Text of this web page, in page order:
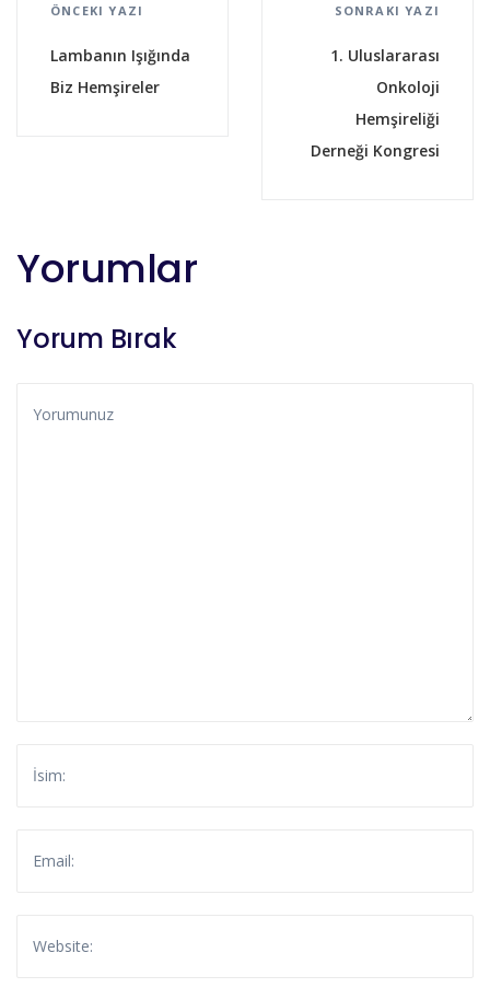
ÖNCEKI YAZI
Lambanın Işığında
Biz Hemşireler
SONRAKI YAZI
1. Uluslararası
Onkoloji
Hemşireliği
Derneği Kongresi
Yorumlar
Yorum Bırak